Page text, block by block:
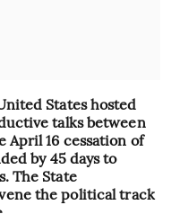
States hosted
talks between
April 16 cessation of
by 45 days to
The State
the political track